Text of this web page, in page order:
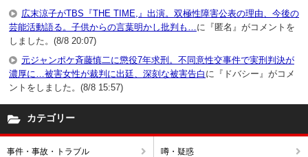
広末涼子がTBS『THE TIME,』出演。双極性障害公表の理由、今後の
芸能活動語る。子供からの言葉明かし批判も… に『匿名』がコメントを
しました。(8/8 20:07)
元ジャンポケ斉藤慎二に懲役7年求刑。不同意性交事件で実刑判決が
濃厚に…被害女性が裁判に出廷、深刻な被害告白 に『ドバシー』がコメ
ントをしました。(8/8 15:57)
カテゴリー
事件・事故・トラブル 噂・疑惑